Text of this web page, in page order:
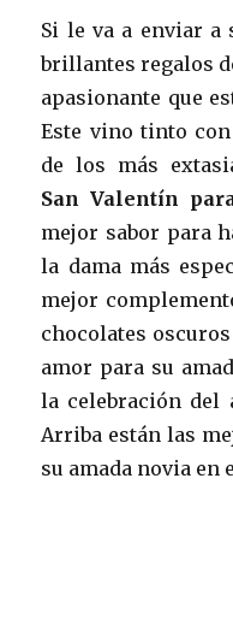
Si le va a enviar a
brillantes regalos
apasionante que
Este vino tinto
de los más
San Valentín
mejor sabor para
la dama más
mejor
chocolates
amor para su
la celebración del
Arriba están las
su amada novia en